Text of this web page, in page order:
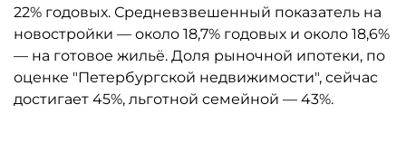
22% годовых. Средневзвешенный показатель на
новостройки — около 18,7% годовых и около 18,6%
— на готовое жильё. Доля рыночной ипотеки, по
оценке "Петербургской недвижимости", сейчас
достигает 45%, льготной семейной — 43%.